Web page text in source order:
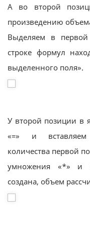
А во второй
произведению
Выделяем в
строке формул
выделенного поля».
У второй позиции в
«=» и вставляем
количества первой
умножения «*» и
создана, объем